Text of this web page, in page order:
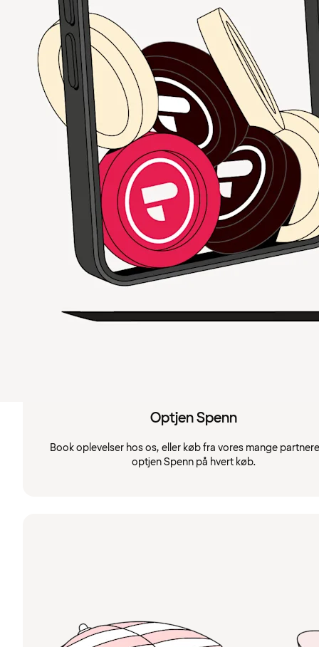
Optjen Spenn
Book oplevelser hos os, eller køb fra vores mange
optjen Spenn på hvert køb.